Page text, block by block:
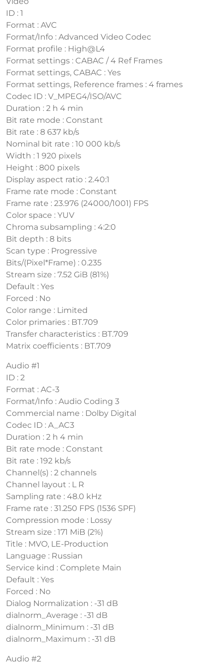
ID : 1
Format : AVC
Format/Info : Advanced Video Codec
Format profile : High@L4
Format settings : CABAC / 4 Ref Frames
Format settings, CABAC : Yes
Format settings, Reference frames : 4 frames
Codec ID : V_MPEG4/ISO/AVC
Duration : 2 h 4 min
Bit rate mode : Constant
Bit rate : 8 637 kb/s
Nominal bit rate : 10 000 kb/s
Width : 1 920 pixels
Height : 800 pixels
Display aspect ratio : 2.40:1
Frame rate mode : Constant
Frame rate : 23.976 (24000/1001) FPS
Color space : YUV
Chroma subsampling : 4:2:0
Bit depth : 8 bits
Scan type : Progressive
Bits/(Pixel*Frame) : 0.235
Stream size : 7.52 GiB (81%)
Default : Yes
Forced : No
Color range : Limited
Color primaries : BT.709
Transfer characteristics : BT.709
Matrix coefficients : BT.709
Audio #1
ID : 2
Format : AC-3
Format/Info : Audio Coding 3
Commercial name : Dolby Digital
Codec ID : A_AC3
Duration : 2 h 4 min
Bit rate mode : Constant
Bit rate : 192 kb/s
Channel(s) : 2 channels
Channel layout : L R
Sampling rate : 48.0 kHz
Frame rate : 31.250 FPS (1536 SPF)
Compression mode : Lossy
Stream size : 171 MiB (2%)
Title : MVO, LE-Production
Language : Russian
Service kind : Complete Main
Default : Yes
Forced : No
Dialog Normalization : -31 dB
dialnorm_Average : -31 dB
dialnorm_Minimum : -31 dB
dialnorm_Maximum : -31 dB
Audio #2